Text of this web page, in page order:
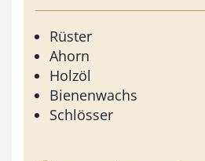
Rüster
Ahorn
Holzöl
Bienenwachs
Schlösser